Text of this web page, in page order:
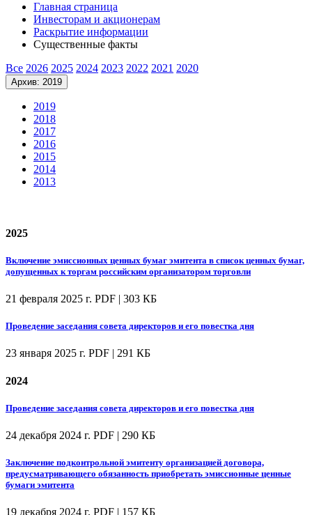
Главная страница
Инвесторам и акционерам
Раскрытие информации
Существенные факты
Все 2026 2025 2024 2023 2022 2021 2020
Архив: 2019
2019
2018
2017
2016
2015
2014
2013
2025
Включение эмиссионных ценных бумаг эмитента в список ценных бумаг,
допущенных к торгам российским организатором торговли
21 февраля 2025 г. PDF | 303 КБ
Проведение заседания совета директоров и его повестка дня
23 января 2025 г. PDF | 291 КБ
2024
Проведение заседания совета директоров и его повестка дня
24 декабря 2024 г. PDF | 290 КБ
Заключение подконтрольной эмитенту организацией договора,
предусматривающего обязанность приобретать эмиссионные ценные
бумаги эмитента
19 декабря 2024 г. PDF | 157 КБ